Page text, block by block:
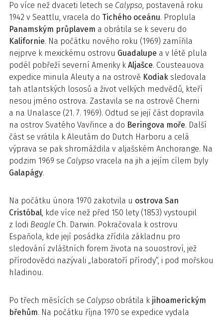
Po více než dvaceti letech se Calypso, postavená roku
1942 v Seattlu, vracela do Tichého oceánu. Proplula
Panamským průplavem a obrátila se k severu do
Kalifornie. Na počátku nového roku (1969) zamířila
nejprve k mexickému ostrovu Guadalupe a v létě plula
podél pobřeží severní Ameriky k Aljašce. Cousteauova
expedice minula Aleuty a na ostrově Kodiak sledovala
tah atlantských lososů a život velkých medvědů, kteří
nesou jméno ostrova. Zastavila se na ostrově Cherni
a na Unalasce (21. 7. 1969). Odtud se její část dopravila
na ostrov Svatého Vavřince a do Beringova moře. Další
část se vrátila k Aleutám do Dutch Harboru a celá
výprava se pak shromáždila v aljašském Anchorange. Na
podzim 1969 se Calypso vracela na jih a jejím cílem byly
Galapágy.
Na počátku února 1970 zakotvila u ostrova San
Cristóbal, kde více než před 150 lety (1853) vystoupil
z lodi Beagle Ch. Darwin. Pokračovala k ostrovu
Espaňola, kde její posádka zřídila základnu pro
sledování zvláštních forem života na souostroví, jež
přírodovědci nazývali „laboratoří přírody“, i pod mořskou
hladinou.
Po třech měsících se Calypso obrátila k jihoamerickým
břehům. Na počátku října 1970 se expedice vydala